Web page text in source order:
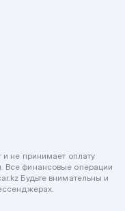
и не принимает оплату
Все финансовые операции
Будьте внимательны и